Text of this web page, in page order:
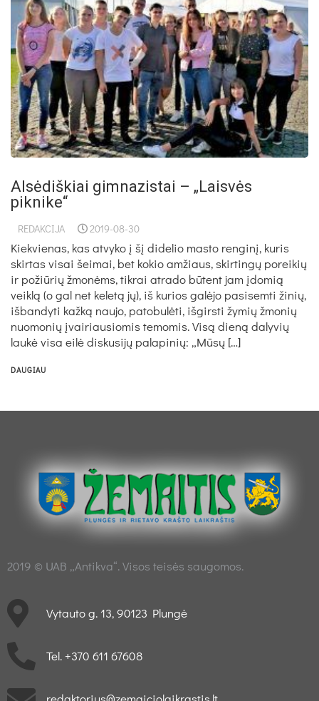
Alsėdiškiai gimnazistai – „Laisvės
piknike“
REDAKCIJA 2019-08-30
Kiek­vie­nas, kas at­vy­ko į šį di­de­lio mas­to ren­gi­nį, ku­ris
skir­tas vi­sai šei­mai, bet ko­kio am­žiaus, skir­tin­gų po­rei­kių
ir po­žiū­rių žmo­nėms, tik­rai at­ra­do bū­tent jam įdo­mią
veik­lą (o gal net ke­le­tą jų), iš ku­rios ga­lė­jo pa­si­sem­ti ži­nių,
iš­ban­dy­ti kaž­ką nau­jo, pa­to­bu­lė­ti, iš­girs­ti žy­mių žmo­nių
nuo­mo­nių įvai­riau­sio­mis te­mo­mis. Vi­są die­ną da­ly­vių
lau­kė vi­sa ei­lė dis­ku­si­jų pa­la­pi­nių: „Mū­sų […]
DAUGIAU
2019 © UAB „Antikva“. Visos teisės saugomos.
Vytauto g. 13, 90123 Plungė
Tel. +370 611 67608